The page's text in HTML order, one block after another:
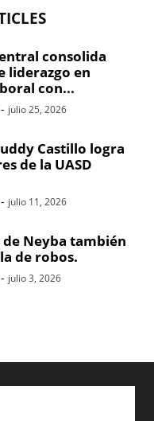
consolida
liderazgo en
con...
- julio 25, 2026
Castillo logra
de la UASD
- julio 11, 2026
Neyba también
de robos.
- julio 3, 2026